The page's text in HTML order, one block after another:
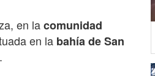
en lacomunidad
en la bahía de San
.